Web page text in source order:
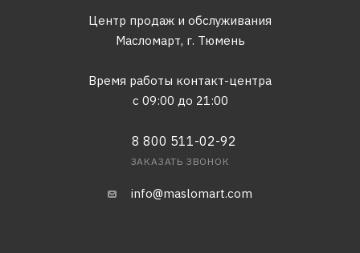
Центр продаж и обслуживания
Масломарт, г. Тюмень
Время работы контакт-центра
с 09:00 до 21:00
8 800 511-02-92
ЗАКАЗАТЬ ЗВОНОК
info@maslomart.com